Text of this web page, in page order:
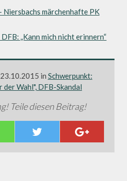
Niersbachs märchenhafte PK
„Kann mich nicht erinnern“
in Schwerpunkt:
Wahl", DFB-Skandal
Teile diesen Beitrag!